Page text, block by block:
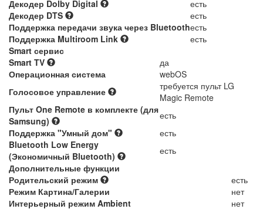
Декодер Dolby Digital
есть
Декодер DTS
есть
Поддержка передачи звука через Bluetoothесть
Поддержка Multiroom Link
есть
Smart сервис
Smart TV
да
Операционная система
webOS
Голосовое управление
требуется пульт LG
Magic Remote
Пульт One Remote в комплекте (для
Samsung)
есть
Поддержка "Умный дом"
есть
Bluetooth Low Energy
(Экономичный Bluetooth)
есть
Дополнительные функции
Родительский режим
есть
Режим Картина/Галерии
нет
Интерьерный режим Ambient
нет